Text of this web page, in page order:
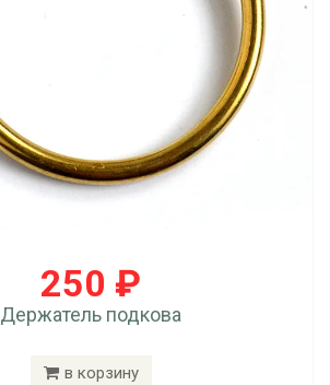
250 ₽
Держатель подкова
в корзину